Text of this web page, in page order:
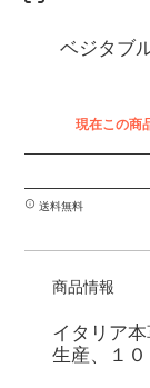
ベジタブ
現在この商
送料無料
商品情報
イタリア
生産、１